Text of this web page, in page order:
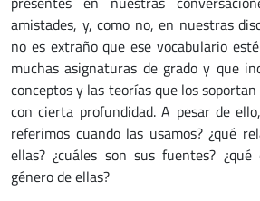
amistades, y, como no, en nuestras
no es extraño que ese vocabulario
muchas asignaturas de grado y que
conceptos y las teorías que los
con cierta profundidad. A pesar de
referimos cuando las usamos? ¿qué
ellas? ¿cuáles son sus fuentes?
género de ellas?